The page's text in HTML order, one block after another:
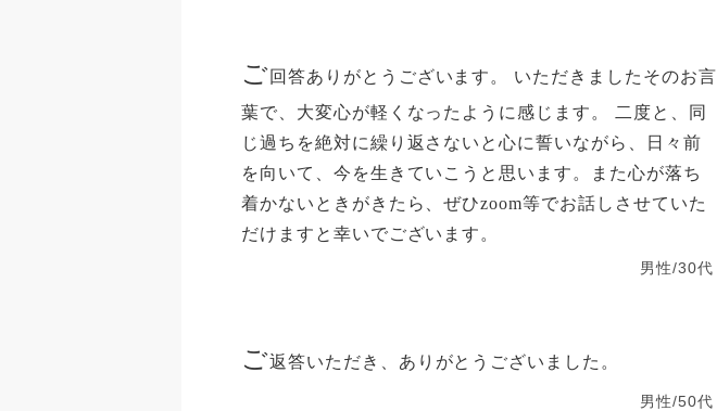
ご回答ありがとうございます。 いただきましたそのお言
葉で、大変心が軽くなったように感じます。 二度と、同
じ過ちを絶対に繰り返さないと心に誓いながら、日々前
を向いて、今を生きていこうと思います。また心が落ち
着かないときがきたら、ぜひzoom等でお話しさせていた
だけますと幸いでございます。
男性/30代
ご返答いただき、ありがとうございました。
男性/50代